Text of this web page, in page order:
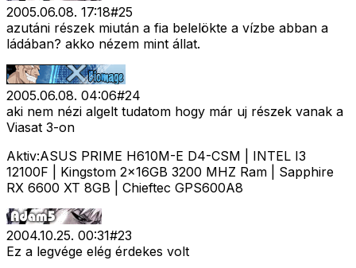
2005.06.08. 17:18#25
azutáni részek miután a fia belelökte a vízbe abban a
ládában? akko nézem mint állat.
2005.06.08. 04:06#24
aki nem nézi algelt tudatom hogy már uj részek vanak a
Viasat 3-on
Aktiv:ASUS PRIME H610M-E D4-CSM | INTEL I3
12100F | Kingstom 2x16GB 3200 MHZ Ram | Sapphire
RX 6600 XT 8GB | Chieftec GPS600A8
2004.10.25. 00:31#23
Ez a legvége elég érdekes volt